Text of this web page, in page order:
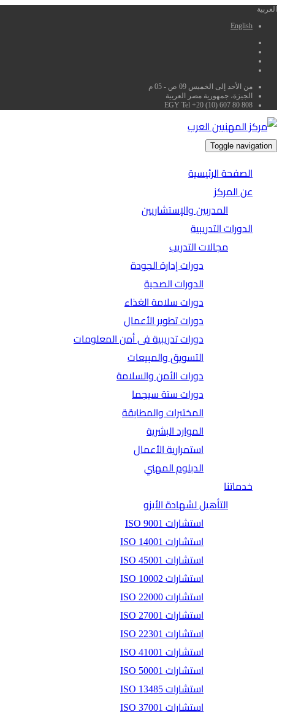
العربية
English
من الأحد إلى الخميس 09 ص - 05 م
الجيزة، جمهورية مصر العربية
EGY Tel +20 (10) 607 80 808
Toggle navigation
الصفحة الرئيسية
عن المركز
المدربين والإستشاريين
الدورات التدريبية
مجالات التدريب
دورات إدارة الجودة
الدورات الصحية
دورات سلامة الغذاء
دورات تطوير الأعمال
دورات تدريبية فى أمن المعلومات
التسويق والمبيعات
دورات الأمن والسلامة
دورات ستة سيجما
المختبرات والمطابقة
الموارد البشرية
استمرارية الأعمال
الدبلوم المهني
خدماتنا
التأهيل لشهادة الأيزو
استشارات ISO 9001
استشارات ISO 14001
استشارات ISO 45001
استشارات ISO 10002
استشارات ISO 22000
استشارات ISO 27001
استشارات ISO 22301
استشارات ISO 41001
استشارات ISO 50001
استشارات ISO 13485
استشارات ISO 37001